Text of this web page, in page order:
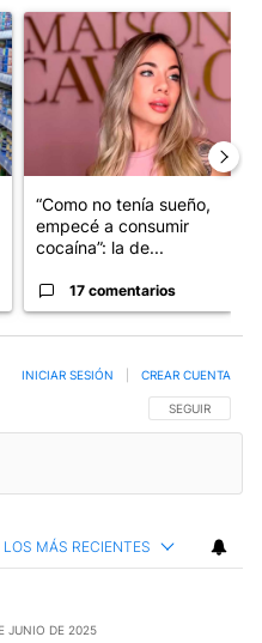
"La inflación en CABA
Un artículo de tendencia con
“Como no tenía sueño,
empecé a consumir
cocaína”: la de...
17 comentarios
SIGA ESTA
SEGUIR
INICIAR SESIÓN CREAR CUENTA
LOS MÁS RECIENTES
JUNIO DE 2025